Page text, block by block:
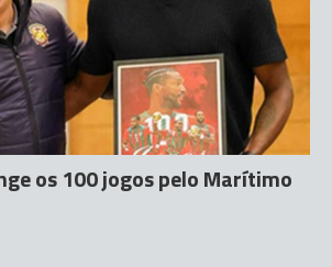
os 100 jogos pelo Marítimo